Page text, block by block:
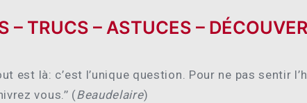
– TRUCS – ASTUCES –
est là: c’est l’unique question. Pour ne pas sentir
vous.’’ (Beaudelaire)